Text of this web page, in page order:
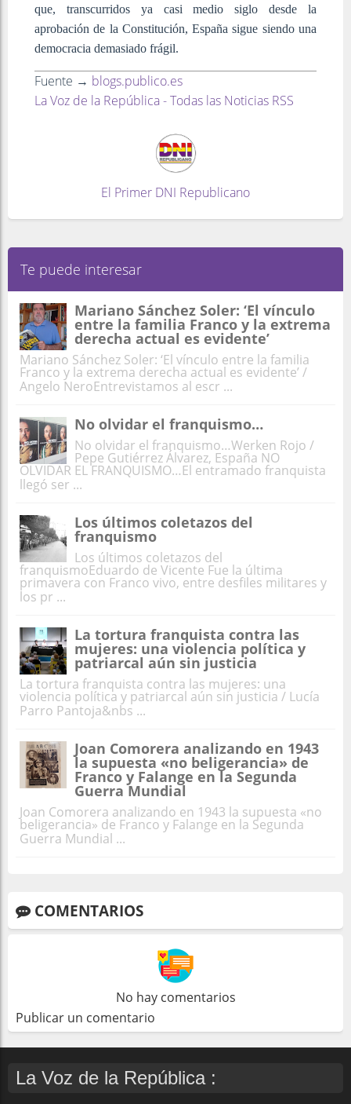
que, transcurridos ya casi medio siglo desde la
aprobación de la Constitución, España sigue siendo una
democracia demasiado frágil.
Fuente → blogs.publico.es
La Voz de la República - Todas las Noticias RSS
El Primer DNI Republicano
Te puede interesar
Mariano Sánchez Soler: ‘El vínculo
entre la familia Franco y la extrema
derecha actual es evidente’
Mariano Sánchez Soler: ‘El vínculo entre la familia
Franco y la extrema derecha actual es evidente’ /
Angelo NeroEntrevistamos al escr ...
No olvidar el franquismo…
No olvidar el franquismo…Werken Rojo /
Pepe Gutiérrez Álvarez, España NO
OLVIDAR EL FRANQUISMO…El entramado franquista
llegó ser ...
Los últimos coletazos del
franquismo
Los últimos coletazos del
franquismoEduardo de Vicente Fue la última
primavera con Franco vivo, entre desfiles militares y
los pr ...
La tortura franquista contra las
mujeres: una violencia política y
patriarcal aún sin justicia
La tortura franquista contra las mujeres: una
violencia política y patriarcal aún sin justicia / Lucía
Parro Pantoja&nbs ...
Joan Comorera analizando en 1943
la supuesta «no beligerancia» de
Franco y Falange en la Segunda
Guerra Mundial
Joan Comorera analizando en 1943 la supuesta «no
beligerancia» de Franco y Falange en la Segunda
Guerra Mundial ...
COMENTARIOS
No hay comentarios
Publicar un comentario
La Voz de la República :